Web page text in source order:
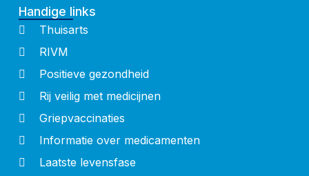
Handige links
Thuisarts
RIVM
Positieve gezondheid
Rij veilig met medicijnen
Griepvaccinaties
Informatie over medicamenten
Laatste levensfase